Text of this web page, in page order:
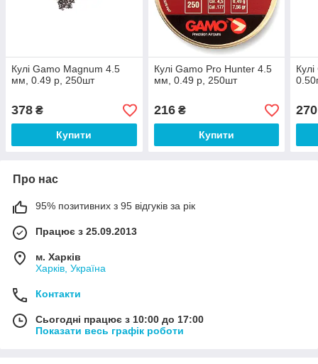
Кулі Gamo Magnum 4.5
мм, 0.49 р, 250шт
378 ₴
Купити
Кулі Gamo Pro Hunter 4.5
мм, 0.49 р, 250шт
216₴
Купити
270
Про нас
95% позитивних з 95 відгуків за рік
Працює з 25.09.2013
м. Харків
Харків, Україна
Контакти
Сьогодні працює з 10:00 до 17:00
Показати весь графік роботи